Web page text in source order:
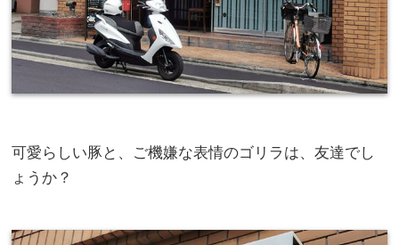
可愛らしい豚と、ご機嫌な表情のゴリラは、友達でし
ょうか？